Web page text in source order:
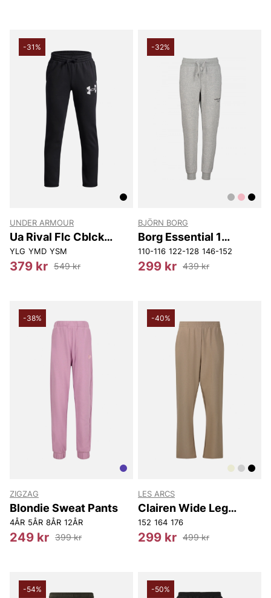
-31%
UNDER ARMOUR
Ua Rival Flc Cblck
Grphc Jgr
YLG YMD YSM
379 kr 549 kr
-32%
BJÖRN BORG
Borg Essential 1
Tapered Sweatpants
110-116 122-128 146-152
299 kr 439 kr
-38%
ZIGZAG
Blondie Sweat Pants
4ÅR 5ÅR 8ÅR 12ÅR
249 kr 399 kr
-40%
LES ARCS
Clairen Wide Leg
Sweat Pants -
Youth/Girl
152 164 176
299 kr 499 kr
-54% -50%